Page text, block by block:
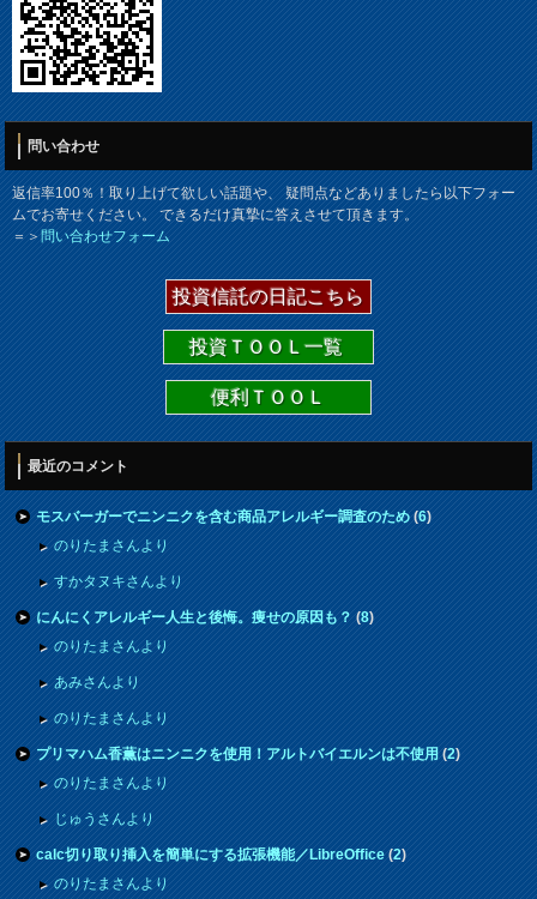
問い合わせ
返信率100％！取り上げて欲しい話題や、 疑問点などありましたら以下フォー
ムでお寄せください。 できるだけ真摯に答えさせて頂きます。
＝＞問い合わせフォーム
投資信託の日記こちら
投資ＴＯＯＬ一覧
便利ＴＯＯＬ
最近のコメント
モスバーガーでニンニクを含む商品アレルギー調査のため(6)
のりたまさんより
すかタヌキさんより
にんにくアレルギー人生と後悔。痩せの原因も？(8)
のりたまさんより
あみさんより
のりたまさんより
プリマハム香薫はニンニクを使用！アルトバイエルンは不使用(2)
のりたまさんより
じゅうさんより
calc切り取り挿入を簡単にする拡張機能／LibreOffice(2)
のりたまさんより